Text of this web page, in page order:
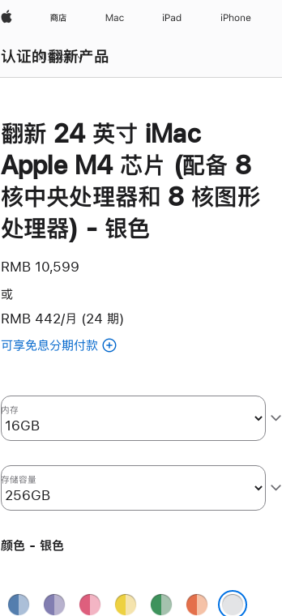
Apple 商店 Mac iPad iPhone
认证的翻新产品
浏览全部
翻新 24 英寸 iMac
Apple M4 芯片 (配备 8
核中央处理器和 8 核图形
处理器) - 银色
RMB 10,599
或
RMB 442/月 (24 期)
可享免息分期付款 (翻
Apple
芯
核
内存
存储容量
颜色 - 银色
蓝
紫
粉
黄
绿
橙